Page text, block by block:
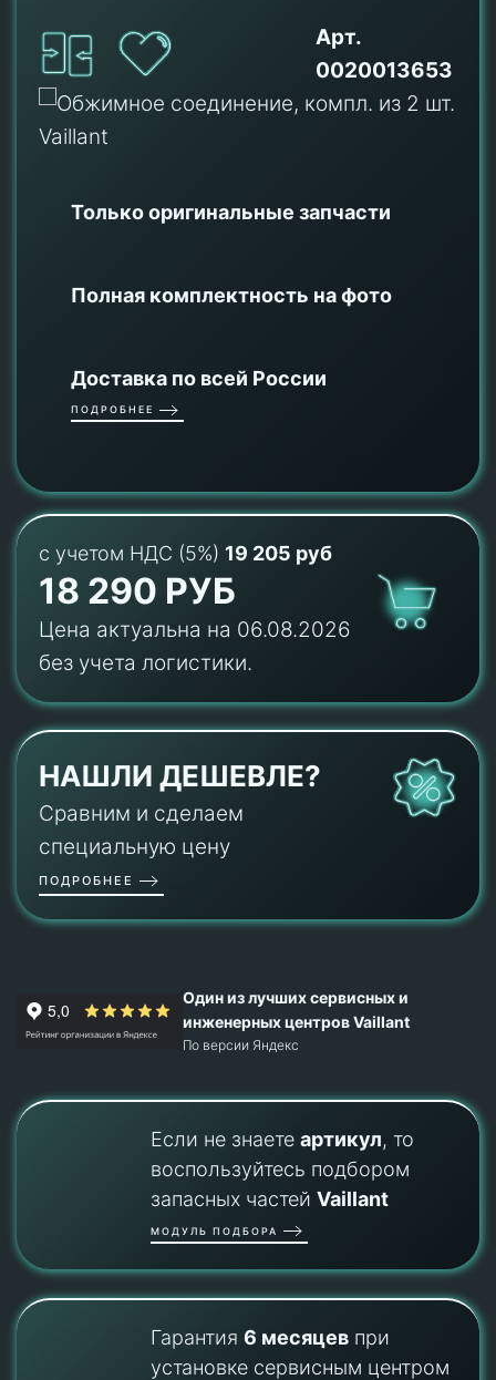
Арт.
0020013653
Только оригинальные запчасти
Полная комплектность на фото
Доставка по всей России
ПОДРОБНЕЕ
с учетом НДС (5%) 19 205 руб
18 290 РУБ
Цена актуальна на 06.08.2026
без учета логистики.
НАШЛИ ДЕШЕВЛЕ?
Сравним и сделаем
специальную цену
ПОДРОБНЕЕ
Один из лучших сервисных и
инженерных центров Vaillant
По версии Яндекс
Если не знаете артикул, то
воспользуйтесь подбором
запасных частей Vaillant
МОДУЛЬ ПОДБОРА
Гарантия 6 месяцевпри
установке сервисным центром